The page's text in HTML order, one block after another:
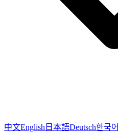
中文English 日本語Deutsch한국어